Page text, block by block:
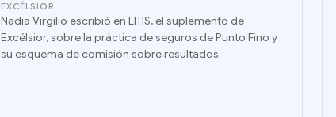
EXCÉLSIOR
Nadia Virgilio escribió en LITIS, el suplemento de
Excélsior, sobre la práctica de seguros de Punto Fino y
su esquema de comisión sobre resultados.